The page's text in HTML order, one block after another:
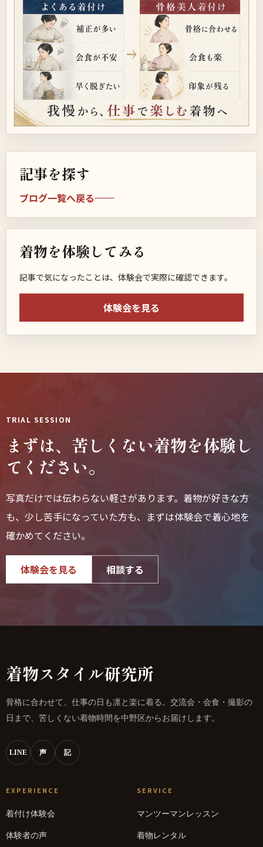
記事を探す
ブログ一覧へ戻る
着物を体験してみる
記事で気になったことは、体験会で実際に確認できます。
体験会を見る
TRIAL SESSION
まずは、苦しくない着物を体験し
てください。
写真だけでは伝わらない軽さがあります。着物が好きな方
も、少し苦手になっていた方も、まずは体験会で着心地を
確かめてください。
体験会を見る 相談する
着物スタイル研究所
骨格に合わせて、仕事の日も凛と楽に着る。交流会・会食・撮影の
日まで、苦しくない着物時間を中野区からお届けします。
LINE 声 記
EXPERIENCE
着付け体験会
体験者の声
SERVICE
マンツーマンレッスン
着物レンタル